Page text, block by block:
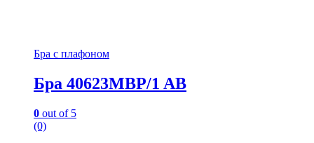
Бра с плафоном
Бра 40623MBP/1 AB
0 out of 5
(0)